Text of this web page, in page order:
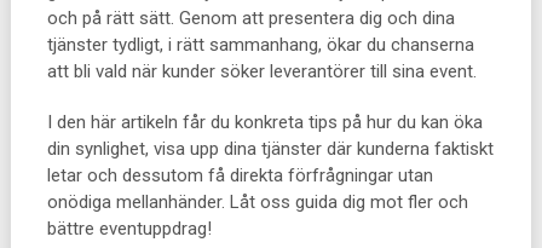
och på rätt sätt. Genom att presentera dig och dina
tjänster tydligt, i rätt sammanhang, ökar du chanserna
att bli vald när kunder söker leverantörer till sina event.
I den här artikeln får du konkreta tips på hur du kan öka
din synlighet, visa upp dina tjänster där kunderna faktiskt
letar och dessutom få direkta förfrågningar utan
onödiga mellanhänder. Låt oss guida dig mot fler och
bättre eventuppdrag!